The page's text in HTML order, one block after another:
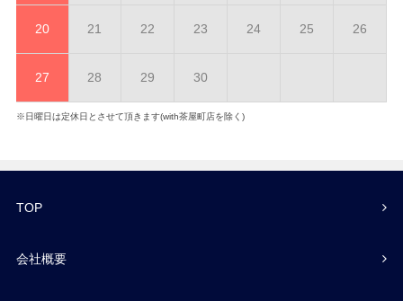
20 21 22 23 24 25 26
27 28 29 30
※日曜日は定休日とさせて頂きます(with茶屋町店を除く)
TOP
会社概要